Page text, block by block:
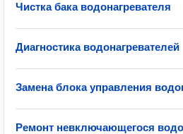
Чистка бака водонагревателя
Диагностика водонагревателей
Замена блока управления
Ремонт невключающегося